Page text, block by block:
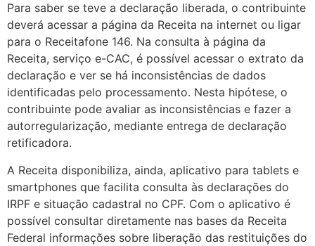
Para saber se teve a declaração liberada, o contribuinte
deverá acessar a página da Receita na internet ou ligar
para o Receitafone 146. Na consulta à página da
Receita, serviço e-CAC, é possível acessar o extrato da
declaração e ver se há inconsistências de dados
identificadas pelo processamento. Nesta hipótese, o
contribuinte pode avaliar as inconsistências e fazer a
autorregularização, mediante entrega de declaração
retificadora.
A Receita disponibiliza, ainda, aplicativo para tablets e
smartphones que facilita consulta às declarações do
IRPF e situação cadastral no CPF. Com o aplicativo é
possível consultar diretamente nas bases da Receita
Federal informações sobre liberação das restituições do